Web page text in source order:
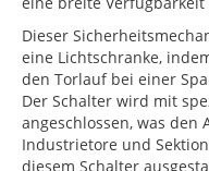
Dieser
eine Lichtschranke,
den Torlauf bei einer
Der Schalter wird mit
angeschlossen, was den
Industrietore und
diesem Schalter